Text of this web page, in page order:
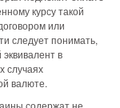
курсу такой
или
следует понимать,
в
случаях
валюте.